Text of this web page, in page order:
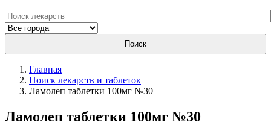
Поиск
Главная
Поиск лекарств и таблеток
Ламолеп таблетки 100мг №30
Ламолеп таблетки 100мг №30